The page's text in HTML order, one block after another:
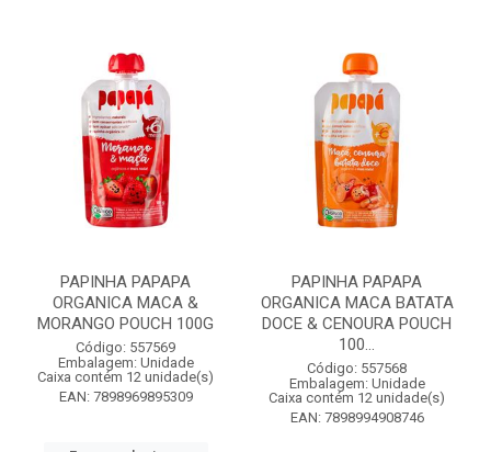
PAPINHA PAPAPA
ORGANICA MACA &
MORANGO POUCH 100G
Código: 557569
Embalagem: Unidade
Caixa contém 12 unidade(s)
EAN: 7898969895309
PAPINHA PAPAPA
ORGANICA MACA BATATA
DOCE & CENOURA POUCH
100...
Código: 557568
Embalagem: Unidade
Caixa contém 12 unidade(s)
EAN: 7898994908746